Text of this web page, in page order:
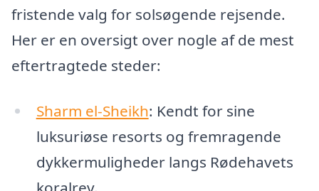
fristende valg for solsøgende rejsende.
Her er en oversigt over nogle af de mest
eftertragtede steder:
Sharm el-Sheikh: Kendt for sine
luksuriøse resorts og fremragende
dykkermuligheder langs Rødehavets